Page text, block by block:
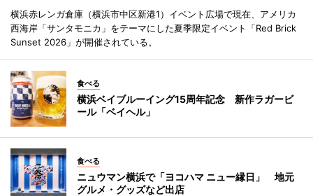
横浜赤レンガ倉庫（横浜市中区新港1）イベント広場で現在、アメリカ
西海岸「サンタモニカ」をテーマにした夏季限定イベント「Red Brick
Sunset 2026」が開催されている。
食べる
横浜ベイブルーイング15周年記念 新作ラガービ
ール「ベイヘル」
食べる
ニュウマン横浜で「ヨコハマ ニュー縁日」 地元
グルメ・グッズなど出店